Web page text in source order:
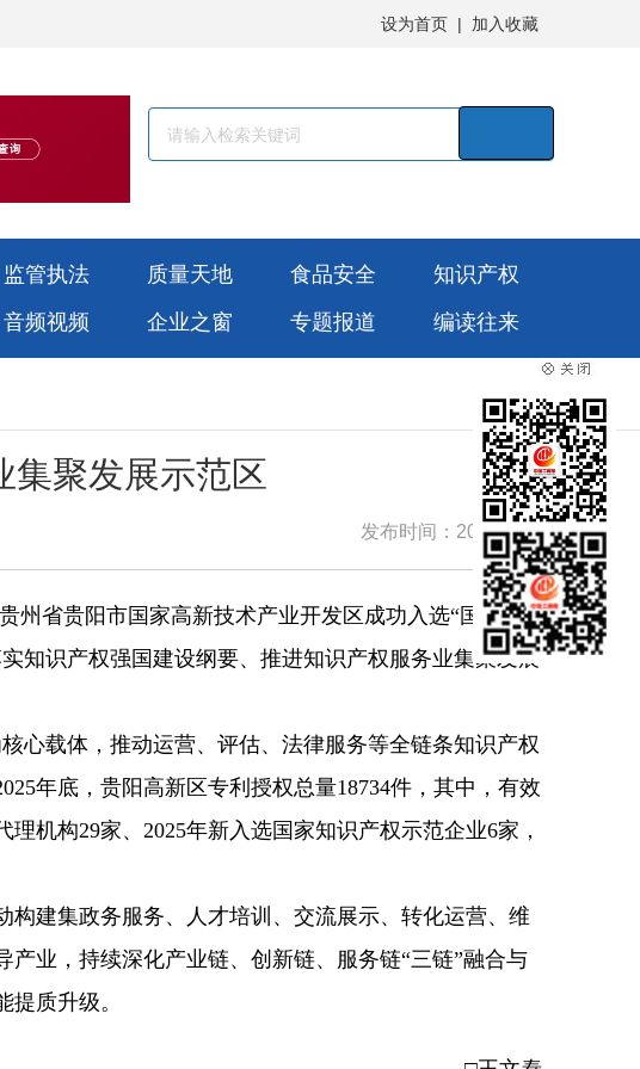
设为首页 | 加入收藏
监管执法 质量天地 食品安全
知识产权
音频视频 企业之窗 专题报道 编读往来
集聚发展示范区
发布时间：2026-03-27
州省贵阳市国家高新技术产业开发区成功入选“国家知
知识产权强国建设纲要、推进知识产权服务业集聚发展
载体，推动运营、评估、法律服务等全链条知识产权
年底，贵阳高新区专利授权总量18734件，其中，有效
机构29家、2025年新入选国家知识产权示范企业6家，
建集政务服务、人才培训、交流展示、转化运营、维
业，持续深化产业链、创新链、服务链“三链”融合与
质升级。